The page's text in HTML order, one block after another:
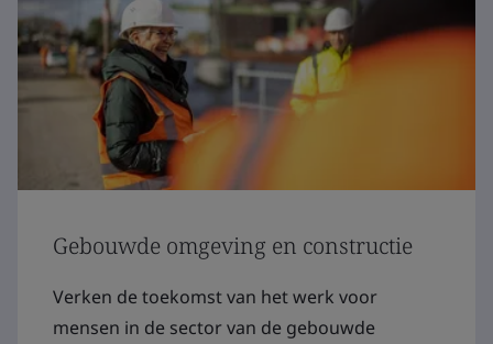
Gebouwde omgeving en constructie
Verken de toekomst van het werk voor
mensen in de sector van de gebouwde